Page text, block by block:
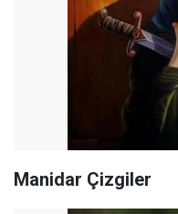
Manidar Çizgiler